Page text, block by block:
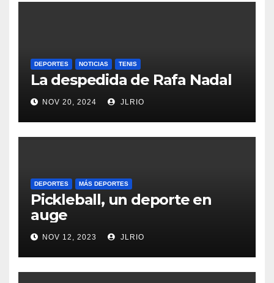
DEPORTES NOTICIAS TENIS
La despedida de Rafa Nadal
NOV 20, 2024 JLRIO
DEPORTES MÁS DEPORTES
Pickleball, un deporte en
auge
NOV 12, 2023 JLRIO